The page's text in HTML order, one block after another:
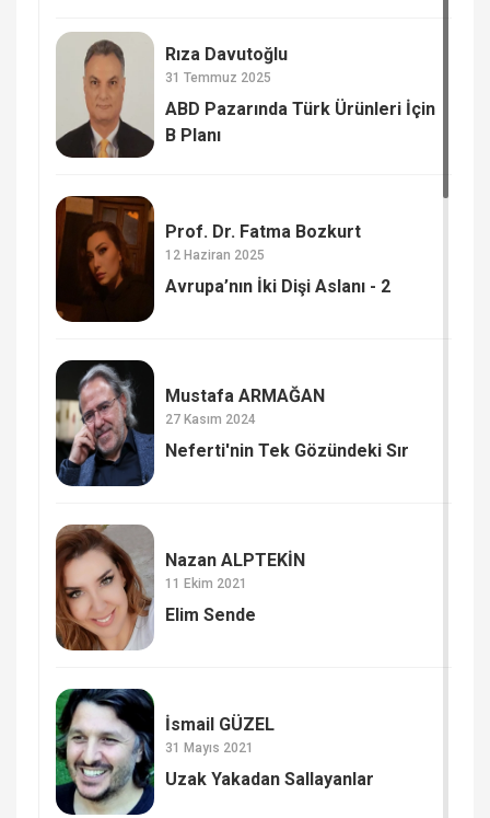
Rıza Davutoğlu
31 Temmuz 2025
ABD Pazarında Türk Ürünleri İçin
B Planı
Prof. Dr. Fatma Bozkurt
12 Haziran 2025
Avrupa’nın İki Dişi Aslanı - 2
Mustafa ARMAĞAN
27 Kasım 2024
Neferti'nin Tek Gözündeki Sır
Nazan ALPTEKİN
11 Ekim 2021
Elim Sende
İsmail GÜZEL
31 Mayıs 2021
Uzak Yakadan Sallayanlar